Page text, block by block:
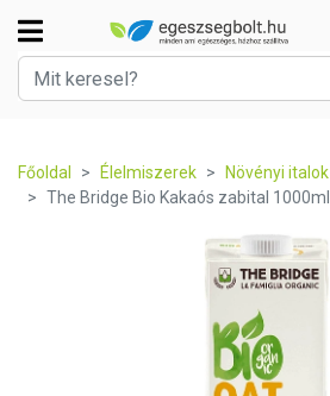
Főoldal Élelmiszerek
Növényi italok
The Bridge Bio Kakaós zabital 1000ml